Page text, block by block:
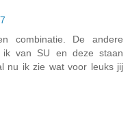
combinatie. De andere
van SU en deze staan
nu ik zie wat voor leuks jij